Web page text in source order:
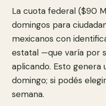
La cuota federal ($90
domingos para
mexicanos con
estatal —que varía por
aplicando. Esto genera
domingo; si podés
semana.